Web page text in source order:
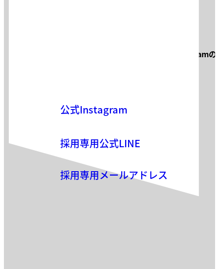
Instagram
公式Instagram
採用専用公式LINE
採用専用メールアドレス